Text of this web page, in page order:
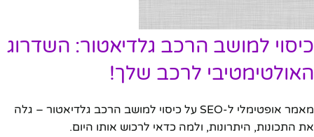
כיסוי למושב הרכב גלדיאטור: השדרוג
האולטימטיבי לרכב שלך!
מאמר אופטימלי ל-SEO על כיסוי למושב הרכב גלדיאטור – גלה
את התכונות, היתרונות, ולמה כדאי לרכוש אותו היום.